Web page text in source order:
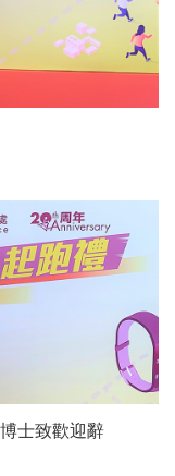
士致歡迎辭